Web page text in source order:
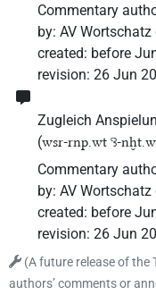
Commentary
by: AV
created: before
revision: 26 Jun
Zugleich
(wsr-rnp.wt ꜥꜣ-nḫt.w
Commentary
by: AV
created: before
revision: 26 Jun
(A future release of the
authors’ comments or